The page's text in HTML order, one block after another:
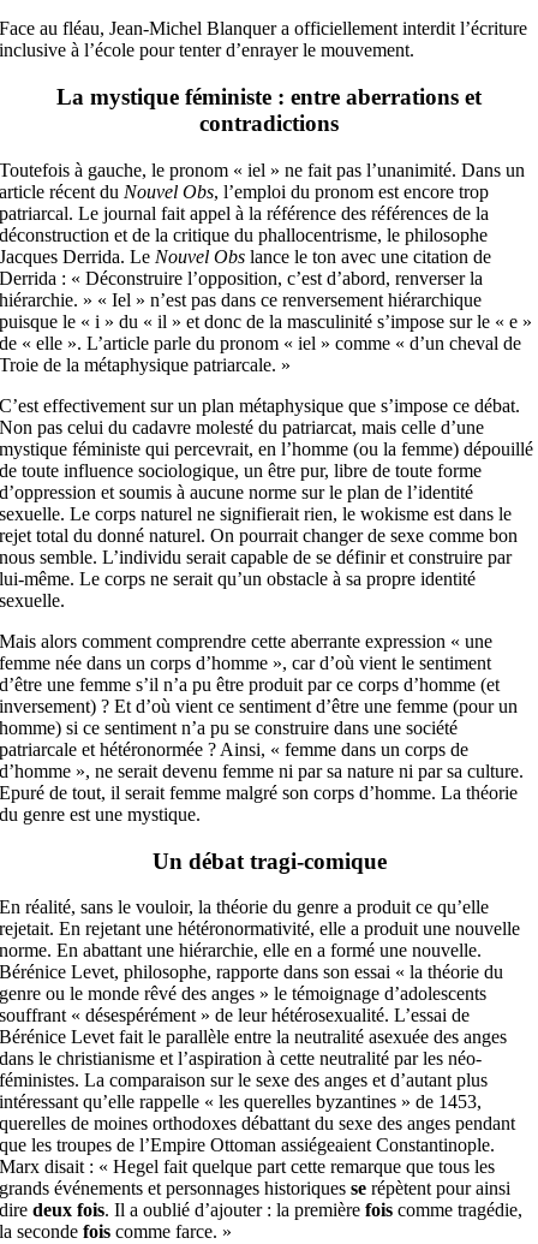
Face au fléau, Jean-Michel Blanquer a officiellement interdit l’écriture
inclusive à l’école pour tenter d’enrayer le mouvement.
La mystique féministe : entre aberrations et
contradictions
Toutefois à gauche, le pronom « iel » ne fait pas l’unanimité. Dans un
article récent du Nouvel Obs, l’emploi du pronom est encore trop
patriarcal. Le journal fait appel à la référence des références de la
déconstruction et de la critique du phallocentrisme, le philosophe
Jacques Derrida. Le Nouvel Obs lance le ton avec une citation de
Derrida : « Déconstruire l’opposition, c’est d’abord, renverser la
hiérarchie. » « Iel » n’est pas dans ce renversement hiérarchique
puisque le « i » du « il » et donc de la masculinité s’impose sur le « e »
de « elle ». L’article parle du pronom « iel » comme « d’un cheval de
Troie de la métaphysique patriarcale. »
C’est effectivement sur un plan métaphysique que s’impose ce débat.
Non pas celui du cadavre molesté du patriarcat, mais celle d’une
mystique féministe qui percevrait, en l’homme (ou la femme) dépouillé
de toute influence sociologique, un être pur, libre de toute forme
d’oppression et soumis à aucune norme sur le plan de l’identité
sexuelle. Le corps naturel ne signifierait rien, le wokisme est dans le
rejet total du donné naturel. On pourrait changer de sexe comme bon
nous semble. L’individu serait capable de se définir et construire par
lui-même. Le corps ne serait qu’un obstacle à sa propre identité
sexuelle.
Mais alors comment comprendre cette aberrante expression « une
femme née dans un corps d’homme », car d’où vient le sentiment
d’être une femme s’il n’a pu être produit par ce corps d’homme (et
inversement) ? Et d’où vient ce sentiment d’être une femme (pour un
homme) si ce sentiment n’a pu se construire dans une société
patriarcale et hétéronormée ? Ainsi, « femme dans un corps de
d’homme », ne serait devenu femme ni par sa nature ni par sa culture.
Epuré de tout, il serait femme malgré son corps d’homme. La théorie
du genre est une mystique.
Un débat tragi-comique
En réalité, sans le vouloir, la théorie du genre a produit ce qu’elle
rejetait. En rejetant une hétéronormativité, elle a produit une nouvelle
norme. En abattant une hiérarchie, elle en a formé une nouvelle.
Bérénice Levet, philosophe, rapporte dans son essai « la théorie du
genre ou le monde rêvé des anges » le témoignage d’adolescents
souffrant « désespérément » de leur hétérosexualité. L’essai de
Bérénice Levet fait le parallèle entre la neutralité asexuée des anges
dans le christianisme et l’aspiration à cette neutralité par les néo-
féministes.La comparaison sur le sexe des anges et d’autant plus
intéressant qu’elle rappelle « les querelles byzantines » de 1453,
querelles de moines orthodoxes débattant du sexe des anges pendant
que les troupes de l’Empire Ottoman assiégeaient Constantinople.
Marx disait : « Hegel fait quelque part cette remarque que tous les
grands événements et personnages historiquesse répètent pour ainsi
diredeux fois. Il a oublié d’ajouter : la premièrefois comme tragédie,
la secondefois comme farce. »